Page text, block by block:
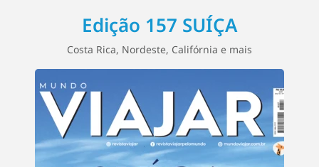
Edição 157 SUÍÇA
Costa Rica, Nordeste, Califórnia e mais